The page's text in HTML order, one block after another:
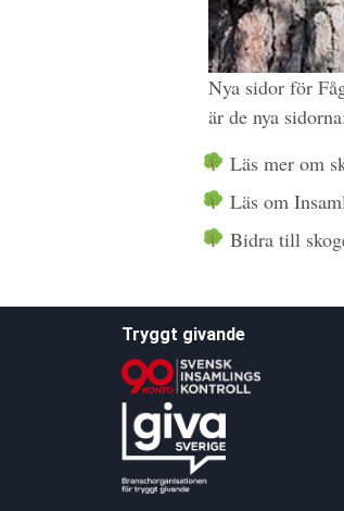
Nya sidor för
är de nya
Läs mer om
Läs om
Bidra till
Tryggt givande